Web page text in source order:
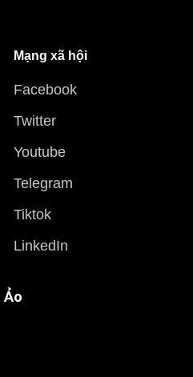
Mạng xã hội
Facebook
Twitter
Youtube
Telegram
Tiktok
LinkedIn
Ảo